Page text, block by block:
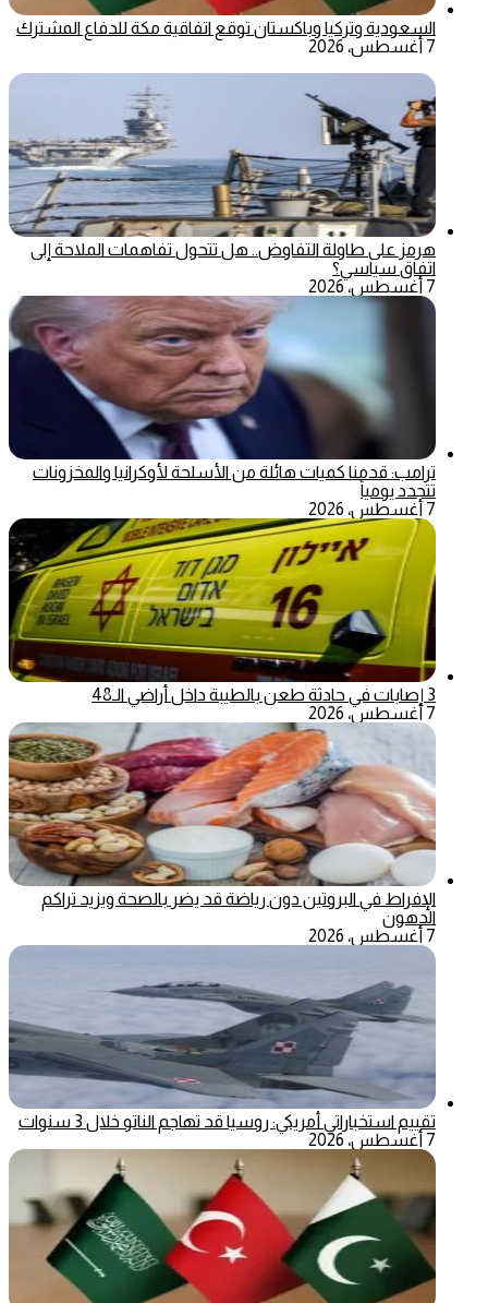
السعودية وتركيا وباكستان توقع اتفاقية مكة للدفاع المشترك
7 أغسطس، 2026
هرمز على طاولة التفاوض.. هل تتحول تفاهمات الملاحة إلى
اتفاق سياسي؟
7 أغسطس، 2026
ترامب: قدمنا كميات هائلة من الأسلحة لأوكرانيا والمخزونات
تتجدد يومياً
7 أغسطس، 2026
3 إصابات في حادثة طعن بالطيبة داخل أراضي الـ48
7 أغسطس، 2026
الإفراط في البروتين دون رياضة قد يضر بالصحة ويزيد تراكم
الدهون
7 أغسطس، 2026
تقييم استخباراتي أمريكي: روسيا قد تهاجم الناتو خلال 3 سنوات
7 أغسطس، 2026